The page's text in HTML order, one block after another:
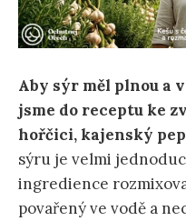
Aby sýr měl plnou a
jsme do receptu ke
hořčici, kajenský
sýru je velmi
ingredience
povařený ve vodě a